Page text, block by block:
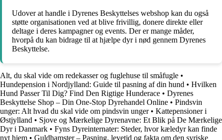
Udover at handle i Dyrenes Beskyttelses webshop kan du også
støtte organisationen ved at blive frivillig, donere direkte eller
deltage i deres kampagner og events. Der er mange måder,
hvorpå du kan bidrage til at hjælpe dyr i nød gennem Dyrenes
Beskyttelse.
Alt, du skal vide om redekasser og fuglehuse til småfugle •
Hundepension i Nordjylland: Guide til pasning af din hund • Hvilken
Hund Passer Til Dig? Find Den Rigtige Hunderace • Dyrenes
Beskyttelse Shop – Din One-Stop Dyrehandel Online • Pindsvin
unger: Alt hvad du skal vide om pindsvin unger• Kattepensioner i
Østjylland • Sjove og Mærkelige Dyrenavne: Et Blik på De Mærkelige
Dyr i Danmark • Fyns Dyreinternater: Steder, hvor kæledyr kan finde
nyt hjem • Guldhamster – Pasning, levetid og fakta om den syriske